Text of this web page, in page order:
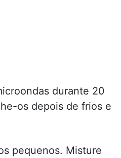
durante 20
os depois de frios e
pequenos. Misture